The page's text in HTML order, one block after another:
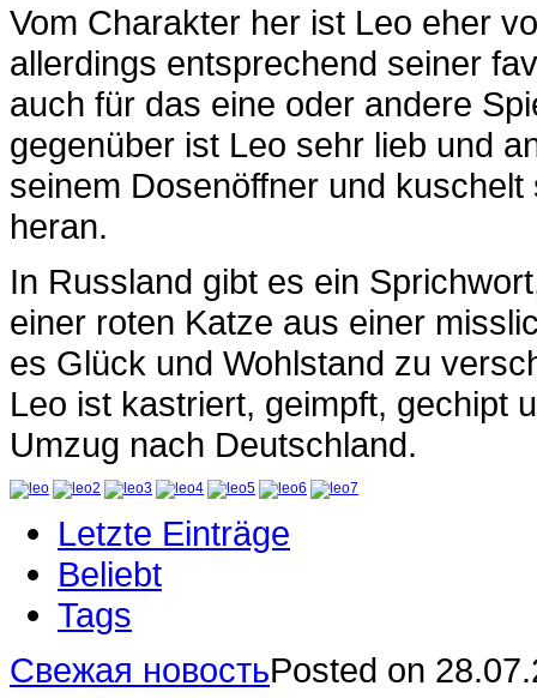
Vom Charakter her ist Leo eher
allerdings entsprechend seiner
auch für das eine oder andere
gegenüber ist Leo sehr lieb und
seinem Dosenöffner und
heran.
In Russland gibt es ein
einer roten Katze aus einer
es Glück und Wohlstand zu
Leo ist kastriert, geimpft, gechipt
Umzug nach Deutschland.
Letzte Einträge
Beliebt
Tags
Свежая новостьPosted on